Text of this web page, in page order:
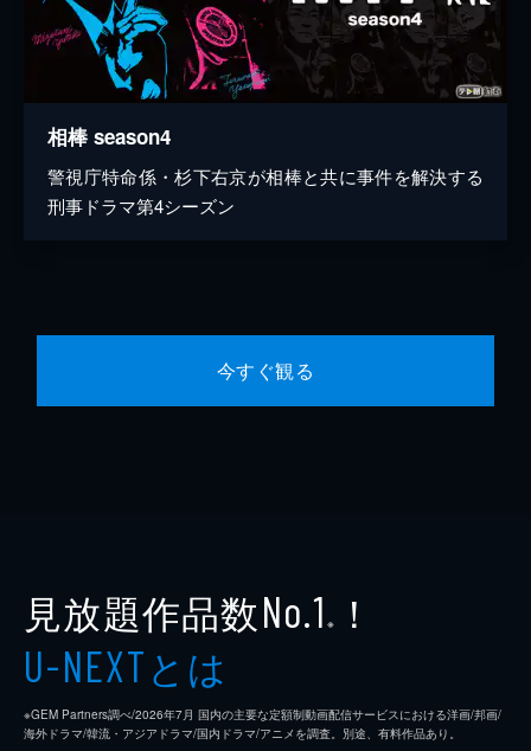
相棒 season4
警視庁特命係・杉下右京が相棒と共に事件を解決する
刑事ドラマ第4シーズン
今すぐ観る
見放題作品数No.1 ※ ！
U-NEXTとは
※GEM Partners調べ/2026年7⽉ 国内の主要な定額制動画配信サービスにおける洋画/邦画/
海外ドラマ/韓流・アジアドラマ/国内ドラマ/アニメを調査。別途、有料作品あり。